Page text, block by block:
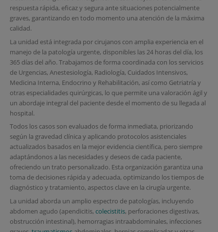
respuesta rápida, eficaz y segura ante situaciones potencialmente
graves, garantizando en todo momento una atención de la máxima
calidad.
La unidad está integrada por cirujanos con amplia experiencia en el
manejo de la patología urgente, disponibles las 24 horas del día, los
365 días del año. Trabajamos de forma coordinada con los servicios
de Urgencias, Anestesiología, Radiología, Cuidados Intensivos,
Medicina Interna, Endocrino y Rehabilitación, así como Getriatría y
otras especialidades quirúrgicas, lo que permite una valoración ágil y
un abordaje integral del paciente desde el momento de su llegada al
hospital.
Todos los casos son evaluados de forma inmediata, priorizando
según la gravedad clínica y aplicando protocolos asistenciales
actualizados basados en la mejor evidencia científica, pero siempre
adaptándonos a las necesidades y deseos de cada paciente,
ofreciendo un trato personalizado. Esta organización garantiza una
toma de decisiones rápida y adecuada, optimizando los tiempos de
diagnóstico y tratamiento, aspectos clave en la cirugía urgente.
La unidad aborda un amplio espectro de patologías, incluyendo
abdomen agudo (apendicitis, colecistitis, perforaciones digestivas,
obstrucción intestinal), hemorragias intraabdominales, infecciones